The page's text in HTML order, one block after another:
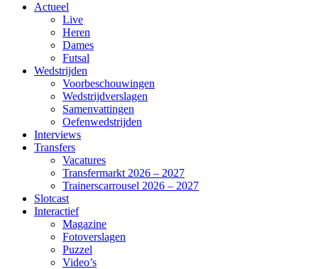
Actueel
Live
Heren
Dames
Futsal
Wedstrijden
Voorbeschouwingen
Wedstrijdverslagen
Samenvattingen
Oefenwedstrijden
Interviews
Transfers
Vacatures
Transfermarkt 2026 – 2027
Trainerscarrousel 2026 – 2027
Slotcast
Interactief
Magazine
Fotoverslagen
Puzzel
Video’s